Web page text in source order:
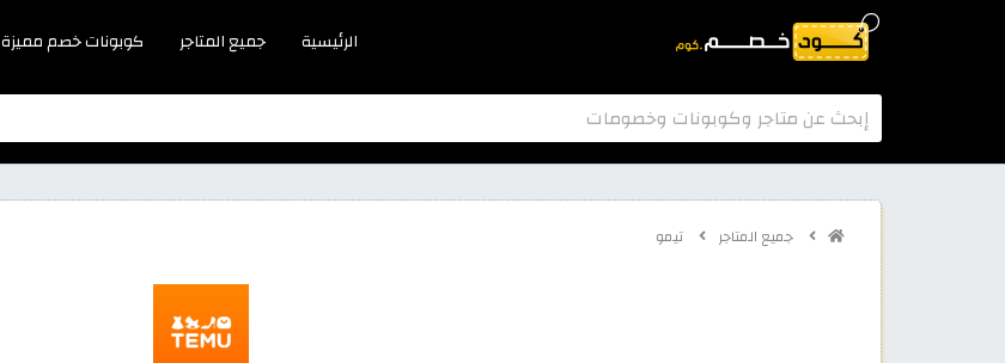
الرئيسية جميع المتاجر كوبونات خصم مميزة
جميع المتاجر تيمو